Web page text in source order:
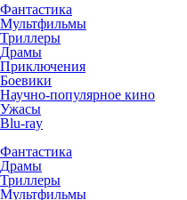
Фантастика
Мультфильмы
Триллеры
Драмы
Приключения
Боевики
Научно-популярное кино
Ужасы
Blu-ray
Фантастика
Драмы
Триллеры
Мультфильмы